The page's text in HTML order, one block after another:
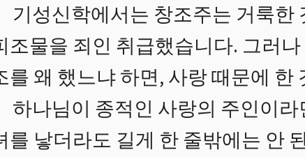
기성신학에서는 창조주는 거룩
조물을 죄인 취급했습니다. 그러
를 왜 했느냐 하면, 사랑 때문에 한
하나님이 종적인 사랑의 주인이
를 낳더라도 길게 한 줄밖에는 안